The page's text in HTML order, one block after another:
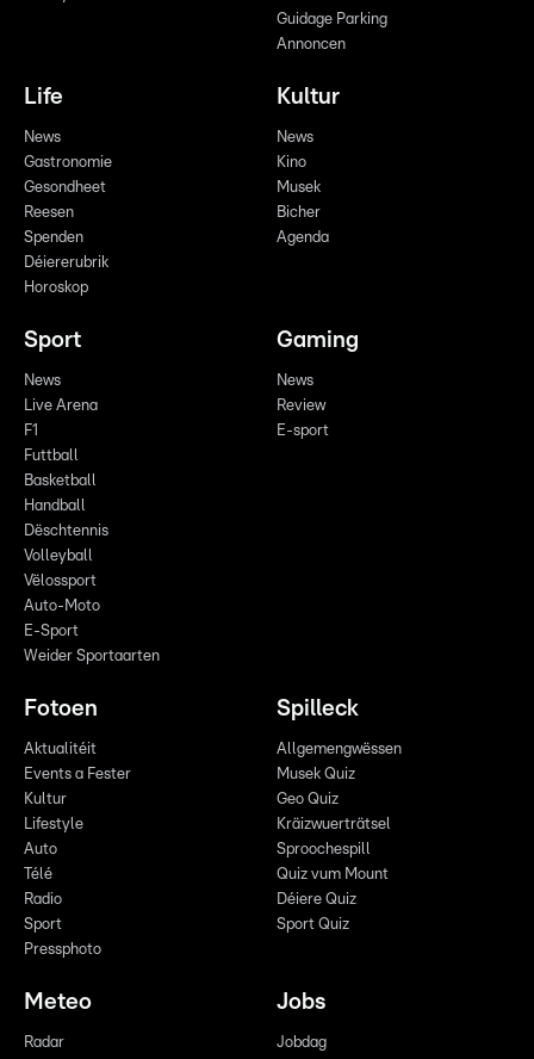
Guidage Parking
Annoncen
Life
News
Gastronomie
Gesondheet
Reesen
Spenden
Déiererubrik
Horoskop
Kultur
News
Kino
Musek
Bicher
Agenda
Sport
News
Live Arena
F1
Futtball
Basketball
Handball
Dëschtennis
Volleyball
Vëlossport
Auto-Moto
E-Sport
Weider Sportaarten
Gaming
News
Review
E-sport
Fotoen
Aktualitéit
Events a Fester
Kultur
Lifestyle
Auto
Télé
Radio
Sport
Pressphoto
Spilleck
Allgemengwëssen
Musek Quiz
Geo Quiz
Kräizwuerträtsel
Sproochespill
Quiz vum Mount
Déiere Quiz
Sport Quiz
Meteo
Radar
Jobs
Jobdag